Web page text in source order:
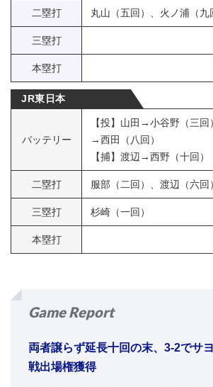
二塁打 丸山（五回）、火ノ浦（九
三塁打
本塁打
JR東日本
バッテリー
【投】山田→小谷野（三回
→西田（八回）
【捕】渡辺→西野（十回）
二塁打 服部（二回）、渡辺（六回）
三塁打 杉崎（一回）
本塁打
Game Report
両者譲らず延長十回の末、3-2でサ
戦出場権獲得